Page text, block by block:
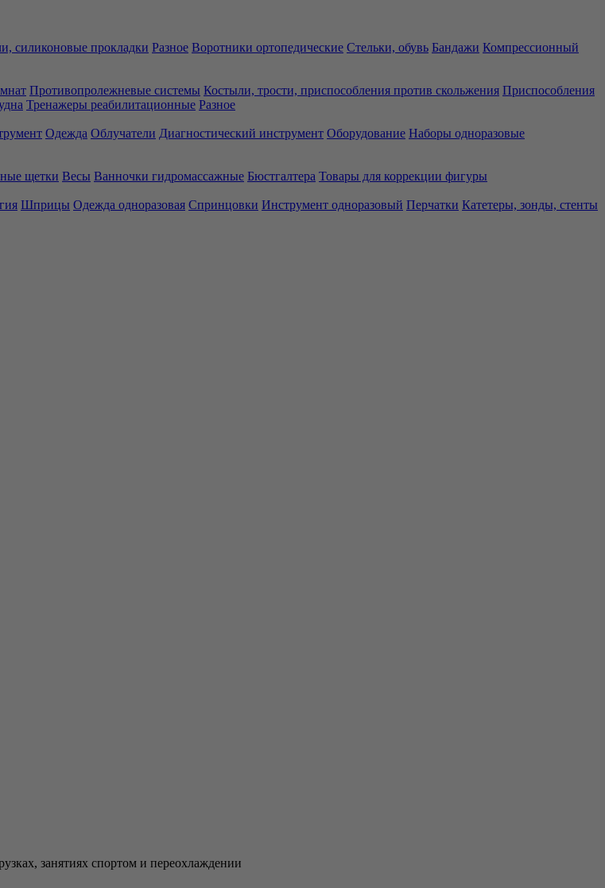
силиконовые прокладки Разное Воротники ортопедические Стельки, обувь Бандажи Компрессионный
Противопролежневые системы Костыли, трости, приспособления против скольжения Приспособления
Тренажеры реабилитационные Разное
Одежда Облучатели Диагностический инструмент Оборудование Наборы одноразовые
щетки Весы Ванночки гидромассажные Бюстгалтера Товары для коррекции фигуры
Шприцы Одежда одноразовая Спринцовки Инструмент одноразовый Перчатки Катетеры, зонды, стенты
занятиях спортом и переохлаждении